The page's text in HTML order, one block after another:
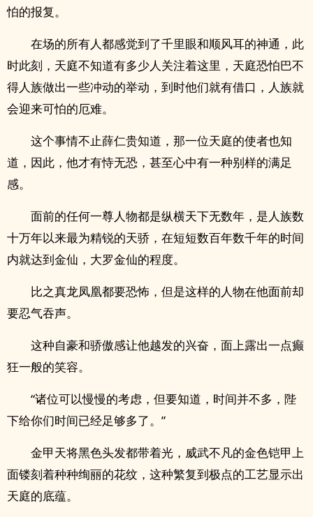
怕的报复。
在场的所有人都感觉到了千里眼和顺风耳的神通，此
时此刻，天庭不知道有多少人关注着这里，天庭恐怕巴不
得人族做出一些冲动的举动，到时他们就有借口，人族就
会迎来可怕的厄难。
这个事情不止薛仁贵知道，那一位天庭的使者也知
道，因此，他才有恃无恐，甚至心中有一种别样的满足
感。
面前的任何一尊人物都是纵横天下无数年，是人族数
十万年以来最为精锐的天骄，在短短数百年数千年的时间
内就达到金仙，大罗金仙的程度。
比之真龙凤凰都要恐怖，但是这样的人物在他面前却
要忍气吞声。
这种自豪和骄傲感让他越发的兴奋，面上露出一点癫
狂一般的笑容。
“诸位可以慢慢的考虑，但要知道，时间并不多，陛
下给你们时间已经足够多了。”
金甲天将黑色头发都带着光，威武不凡的金色铠甲上
面镂刻着种种绚丽的花纹，这种繁复到极点的工艺显示出
天庭的底蕴。